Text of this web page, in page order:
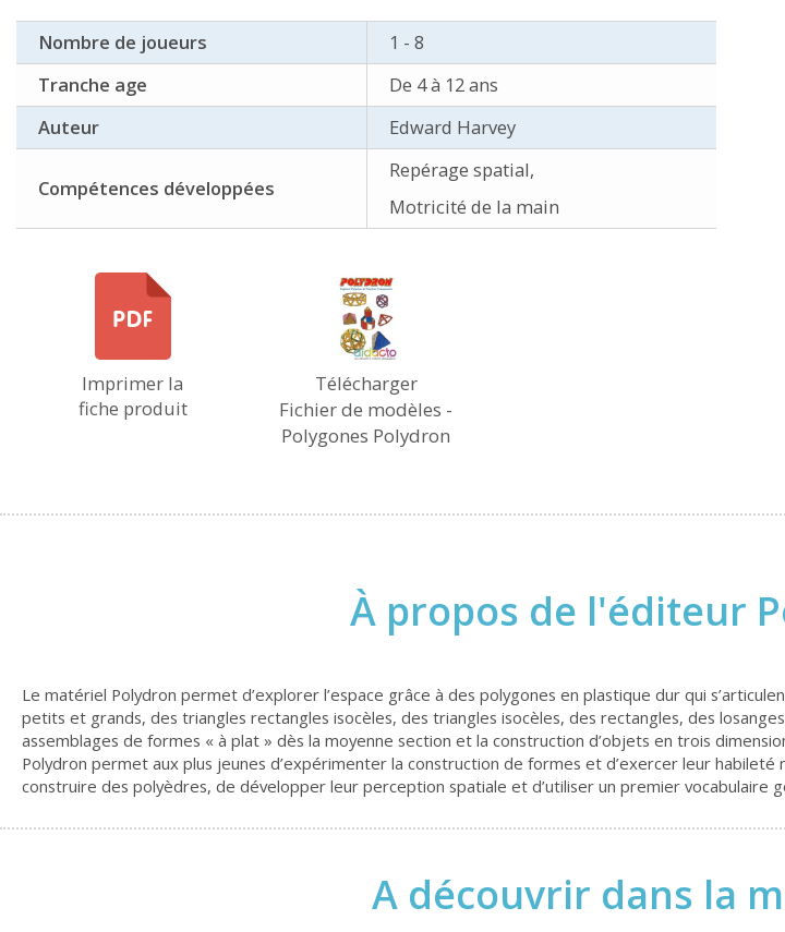
Nombre de joueurs
1 - 8
Tranche age
De 4 à 12 ans
Auteur
Edward Harvey
Compétences développées
Repérage spatial,
Motricité de la main
Imprimer la
fiche produit
Télécharger
Fichier de modèles -
Polygones Polydron
À propos de l'éditeur
Le matériel Polydron permet d’explorer l’espace grâce à des polygones en plastique dur qui
petits et grands, des triangles rectangles isocèles, des triangles isocèles, des rectangles, des
assemblages de formes « à plat » dès la moyenne section et la construction d’objets en trois
Polydron permet aux plus jeunes d’expérimenter la construction de formes et d’exercer leur
construire des polyèdres, de développer leur perception spatiale et d’utiliser un premier
A découvrir dans la